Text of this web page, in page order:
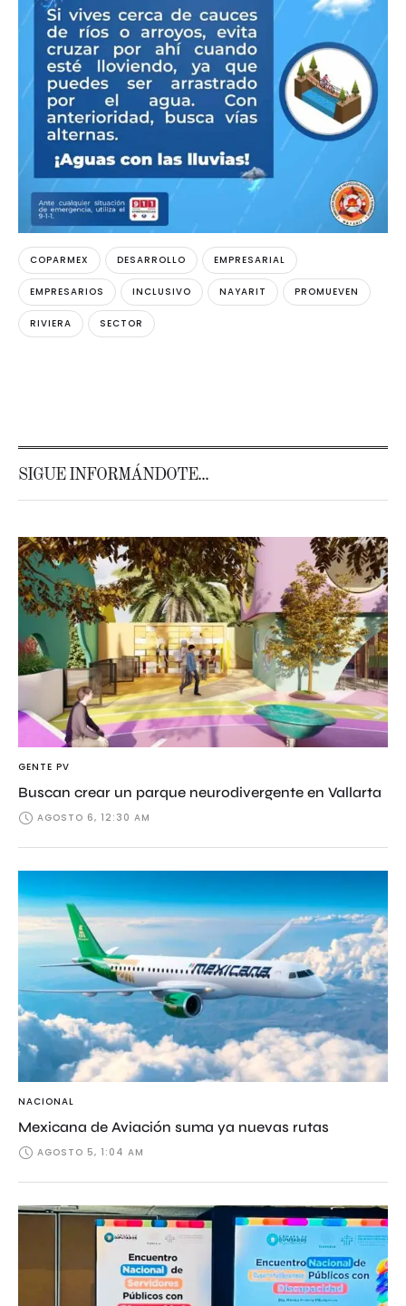
COPARMEX DESARROLLO EMPRESARIAL
EMPRESARIOS INCLUSIVO NAYARIT PROMUEVEN
RIVIERA SECTOR
SIGUE INFORMÁNDOTE...
GENTE PV
Buscan crear un parque neurodivergente en Vallarta
AGOSTO 6, 12:30 AM
NACIONAL
Mexicana de Aviación suma ya nuevas rutas
AGOSTO 5, 1:04 AM